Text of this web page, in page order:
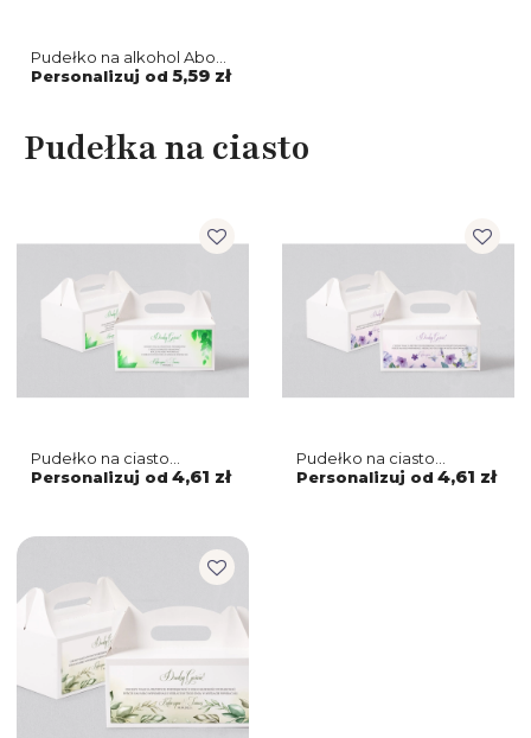
Pudełko na alkohol About
You - Motyw 1
Personalizuj od 5,59 zł
Pudełka na ciasto
Pudełko na ciasto
weselne About You -
Motyw 3
Personalizuj od 4,61 zł
Pudełko na ciasto
weselne About You -
Motyw 2
Personalizuj od 4,61 zł